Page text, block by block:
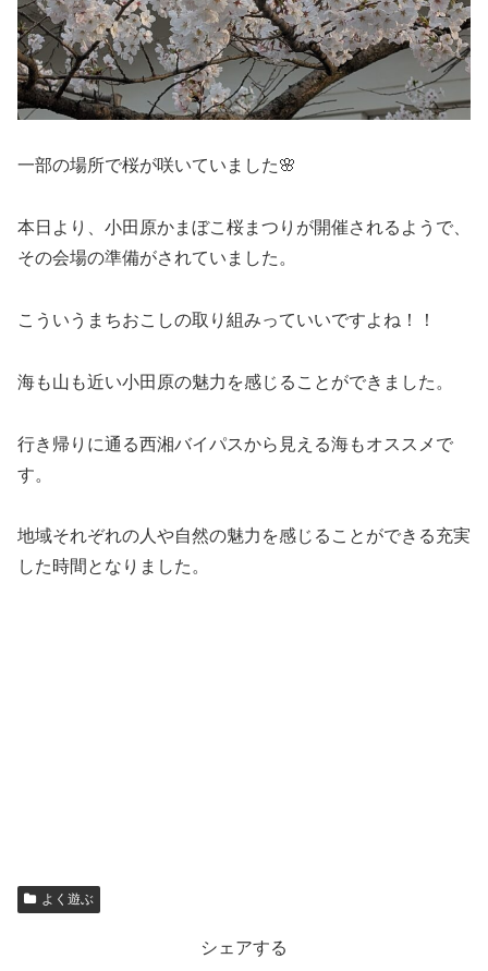
一部の場所で桜が咲いていました🌸
本日より、小田原かまぼこ桜まつりが開催されるようで、
その会場の準備がされていました。
こういうまちおこしの取り組みっていいですよね！！
海も山も近い小田原の魅力を感じることができました。
行き帰りに通る西湘バイパスから見える海もオススメで
す。
地域それぞれの人や自然の魅力を感じることができる充実
した時間となりました。
よく遊ぶ
シェアする